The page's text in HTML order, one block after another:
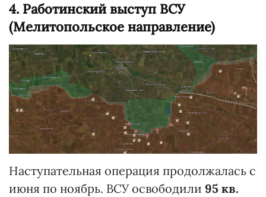
4. Работинский выступ ВСУ
(Мелитопольское направление)
Наступательная операция продолжалась с
июня по ноябрь. ВСУ освободили 95 кв.